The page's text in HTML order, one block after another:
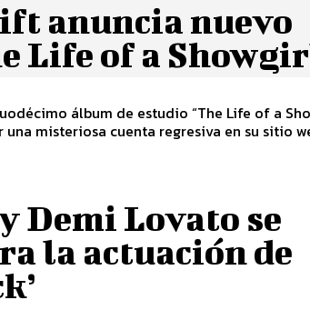
anuncia nuevo
Life of a
álbum de estudio “The Life of a
una misteriosa cuenta regresiva en su sitio
Demi Lovato se
la actuación de